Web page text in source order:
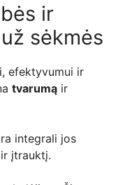
ir
sėkmės
efektyvumui ir
tvarumą ir
integrali jos
įtrauktį.